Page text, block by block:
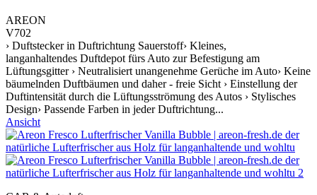
AREON
V702
› Duftstecker in Duftrichtung Sauerstoff› Kleines,
langanhaltendes Duftdepot fürs Auto zur Befestigung am
Lüftungsgitter › Neutralisiert unangenehme Gerüche im Auto› Keine
bäumelnden Duftbäumen und daher - freie Sicht › Einstellung der
Duftintensität durch die Lüftungsströmung des Autos › Stylisches
Design› Passende Farben in jeder Duftrichtung...
Ansicht